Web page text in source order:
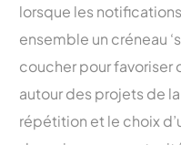
lorsque les
ensemble un créneau
coucher pour favoriser
autour des projets de
répétition et le choix